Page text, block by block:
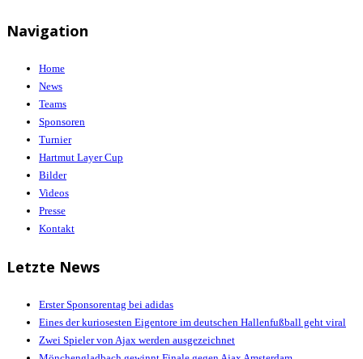
Navigation
Home
News
Teams
Sponsoren
Turnier
Hartmut Layer Cup
Bilder
Videos
Presse
Kontakt
Letzte News
Erster Sponsorentag bei adidas
Eines der kuriosesten Eigentore im deutschen Hallenfußball geht viral
Zwei Spieler von Ajax werden ausgezeichnet